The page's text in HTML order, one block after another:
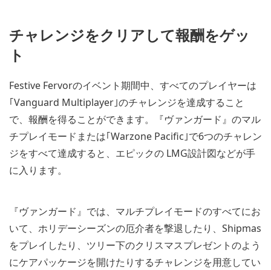
チャレンジをクリアして報酬をゲッ
ト
Festive Fervorのイベント期間中、すべてのプレイヤーは
｢Vanguard Multiplayer｣のチャレンジを達成すること
で、報酬を得ることができます。『ヴァンガード』のマル
チプレイモードまたは｢Warzone Pacific｣で6つのチャレン
ジをすべて達成すると、エピックの LMG設計図などが手
に入ります。
『ヴァンガード』では、マルチプレイモードのすべてにお
いて、ホリデーシーズンの厄介者を撃退したり、Shipmas
をプレイしたり、ツリー下のクリスマスプレゼントのよう
にケアパッケージを開けたりするチャレンジを用意してい